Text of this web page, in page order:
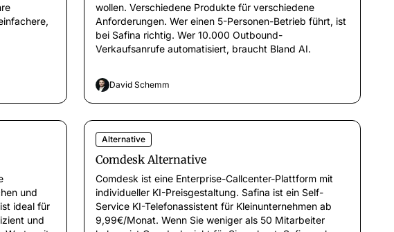
wollen. Verschiedene Produkte für verschiedene
Anforderungen. Wer einen 5-Personen-Betrieb führt, ist
bei Safina richtig. Wer 10.000 Outbound-
Verkaufsanrufe automatisiert, braucht Bland AI.
David Schemm
und
ideal für
und
Alternative
Comdesk Alternative
Comdesk ist eine Enterprise-Callcenter-Plattform mit
individueller KI-Preisgestaltung. Safina ist ein Self-
Service KI-Telefonassistent für Kleinunternehmen ab
9,99€/Monat. Wenn Sie weniger als 50 Mitarbeiter